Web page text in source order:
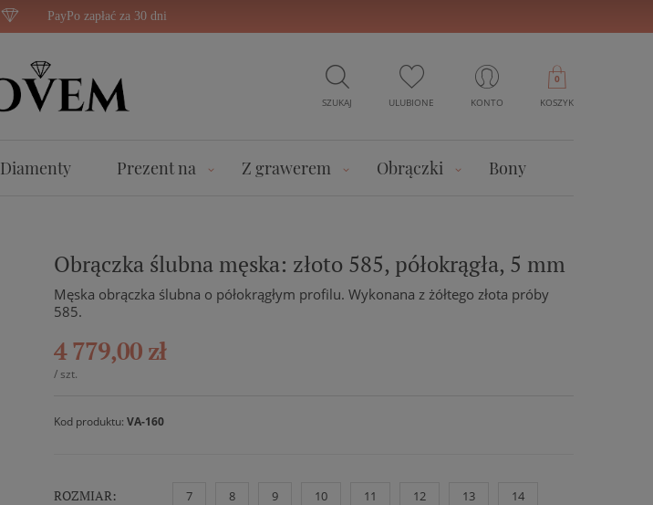
PayPo zapłać za 30 dni
SZUKAJ ULUBIONE KONTO KOSZYK
0
Diamenty Prezent na Z grawerem Obrączki Bony
Obrączka ślubna męska: złoto 585, półokrągła, 5 mm
Męska obrączka ślubna o półokrągłym profilu. Wykonana z żółtego złota próby
585.
4 779,00 zł
/ szt.
Kod produktu: VA-160
ROZMIAR: 7 8 9 10 11 12 13 14